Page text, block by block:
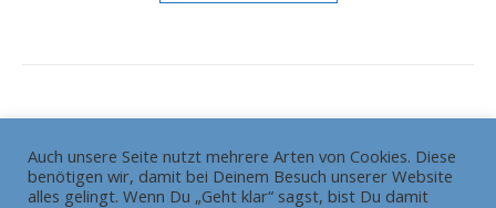
Die Redaktion Grundsätze
Auch unsere Seite nutzt mehrere Arten von Cookies. Diese
benötigen wir, damit bei Deinem Besuch unserer Website
alles gelingt. Wenn Du „Geht klar“ sagst, bist Du damit